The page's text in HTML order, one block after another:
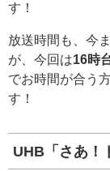
す！
放送時間も、今
が、今回は16時
でお時間が合う
す！
UHB「さあ！